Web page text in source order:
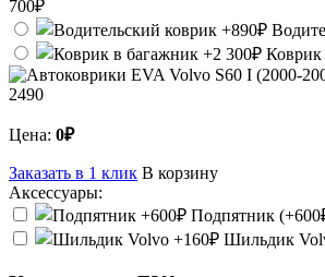
700₽
Коврик
2490
Цена: 0₽
Заказать в 1 клик В корзину
Аксессуары:
Подпятник
Шильдик